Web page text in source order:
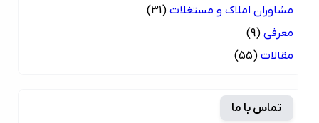
مشاوران املاک و مستغلات (31)
معرفی (9)
مقالات (55)
تماس با ما